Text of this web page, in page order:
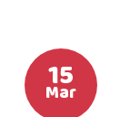
15
Mar